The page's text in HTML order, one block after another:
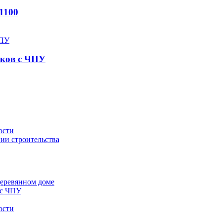
с ЧПУ
строительства
доме
с ЧПУ